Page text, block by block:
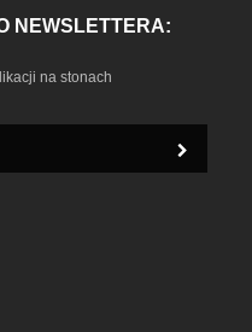
NEWSLETTERA:
na stonach